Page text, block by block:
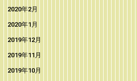
2020年2月
2020年1月
2019年12月
2019年11月
2019年10月